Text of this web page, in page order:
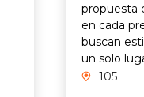
propuesta
en cada
buscan
un solo
105